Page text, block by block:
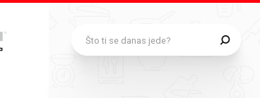
Što ti se danas jede?